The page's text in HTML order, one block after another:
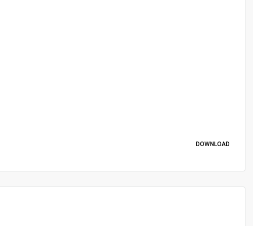
DOWNLOAD